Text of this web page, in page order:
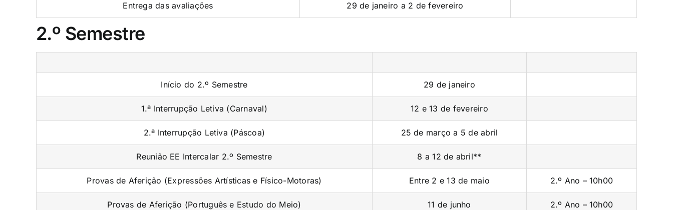
Entrega das avaliações 29 de janeiro a 2 de fevereiro
2.º Semestre
Início do 2.º Semestre 29 de janeiro
1.ª Interrupção Letiva (Carnaval) 12 e 13 de fevereiro
2.ª Interrupção Letiva (Páscoa) 25 de março a 5 de abril
Reunião EE Intercalar 2.º Semestre 8 a 12 de abril**
Provas de Aferição (Expressões Artísticas e Físico-Motoras) Entre 2 e 13 de maio 2.º Ano – 10h00
Provas de Aferição (Português e Estudo do Meio) 11 de junho 2.º Ano – 10h00